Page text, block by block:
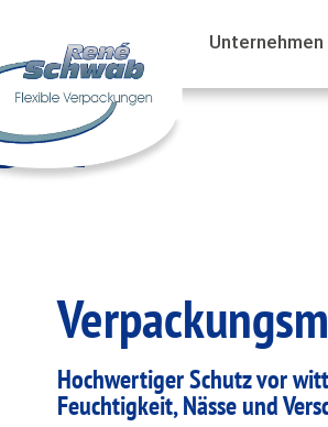
Unternehmen
Verpackungs
Hochwertiger Schutz vor
Feuchtigkeit, Nässe und